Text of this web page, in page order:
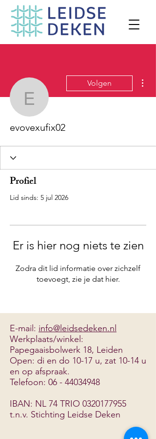
evovexufix02
Volgen
evovexufix02
Profiel
Lid sinds: 5 jul 2026
Er is hier nog niets te zien
Zodra dit lid informatie over zichzelf
toevoegt, zie je dat hier.
E-mail: info@leidsedeken.nl
Werkplaats/winkel:
Papegaaisbolwerk 18, Leiden
Open: di en do 10-17 u, zat 10-14 u
en op afspraak.
Telefoon: 06 - 44034948
IBAN: NL 74 TRIO 0320177955
t.n.v. Stichting Leidse Deken